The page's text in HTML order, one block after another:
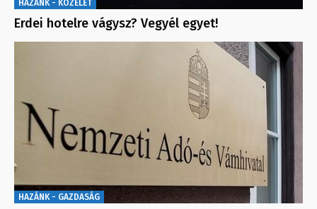
HAZÁNK - KÖZÉLET
Erdei hotelre vágysz? Vegyél egyet!
HAZÁNK - GAZDASÁG